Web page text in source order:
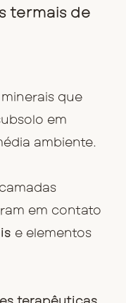
termais de
que
em
ambiente.
em contato
e elementos